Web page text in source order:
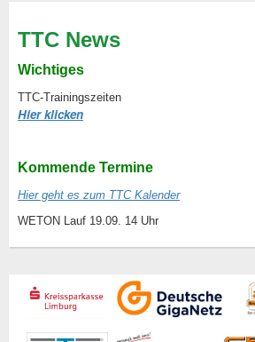
TTC News
Wichtiges
TTC-Trainingszeiten
Hier klicken
Kommende Termine
Hier geht es zum TTC Kalender
WETON Lauf 19.09. 14 Uhr